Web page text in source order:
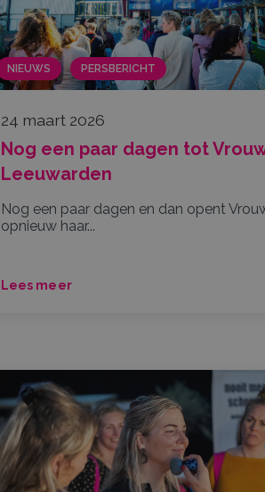
NIEUWS PERSBERICHT
24 maart 2026
Nog een paar dagen tot
Leeuwarden
Nog een paar dagen en dan opent
opnieuw haar...
Lees meer